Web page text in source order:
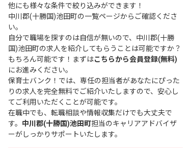
他にも様々な条件で絞り込みができます！
中川郡(十勝国)池田町の一覧ページからご確認くださ
い。
自分で職場を探すのは自信が無いので、中川郡(十勝
国)池田町の求人を紹介してもらうことは可能ですか？
もちろん可能です！まずはこちらから会員登録(無料)
にお進みください。
保育士バンク！では、専任の担当者があなたにぴった
りの求人を完全無料でご紹介いたしますので、安心し
てご利用いただくことが可能です。
在職中でも、転職相談や情報収集だけでも大丈夫で
す。 中川郡(十勝国)池田町担当のキャリアアドバイザ
ーがしっかりサポートいたします。